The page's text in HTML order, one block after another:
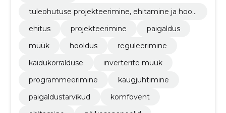
tuleohutuse projekteerimine, ehitamine ja hool
ehitus
projekteerimine
paigaldus
müük
hooldus
reguleerimine
käidukorralduse
inverterite müük
programmeerimine
kaugjuhtimine
paigaldustarvikud
komfovent